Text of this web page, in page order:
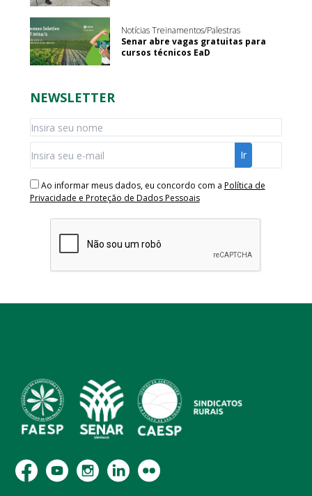
Notícias Treinamentos/Palestras
Senar abre vagas gratuitas para
cursos técnicos EaD
NEWSLETTER
Ao informar meus dados, eu concordo com a Política de
Privacidade e Proteção de Dados Pessoais